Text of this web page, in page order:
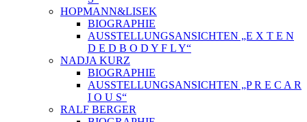
HOPMANN&LISEK
BIOGRAPHIE
AUSSTELLUNGSANSICHTEN „E X T E N
D E D B O D Y F L Y“
NADJA KURZ
BIOGRAPHIE
AUSSTELLUNGSANSICHTEN „P R E C A R
I O U S“
RALF BERGER